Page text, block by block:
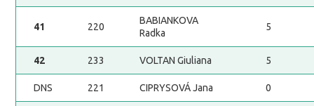
41 220
BABIANKOVA
Radka
5
42 233 VOLTAN Giuliana 5
DNS 221 CIPRYSOVÁ Jana 0